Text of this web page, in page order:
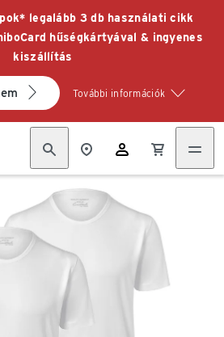
legalább 3 db használati cikk
hűségkártyával & ingyenes
kiszállítás
További információk